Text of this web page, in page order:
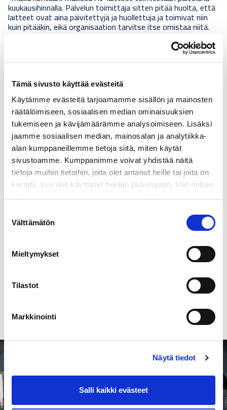
Tämä sivusto käyttää evästeitä
Käytämme evästeitä tarjoamamme sisällön ja mainosten
räätälöimiseen, sosiaalisen median ominaisuuksien
tukemiseen ja kävijämäärämme analysoimiseen. Lisäksi
jaamme sosiaalisen median, mainosalan ja analytiikka-
alan kumppaneillemme tietoja siitä, miten käytät
sivustoamme. Kumppanimme voivat yhdistää näitä
tietoja muihin tietoihin, joita olet antanut heille tai joita on
kerätty, kun olet käyttänyt heidän palvelujaan. Voit milloin
valinta
Välttämätön
Mieltymykset
Tilastot
Markkinointi
Näytä tiedot
Salli kaikki evästeet
kuukausihinnalla. Palvelun toimittaja sitten pitää huolta, että
laitteet ovat aina päivitettyjä ja huollettuja ja toimivat niin
kuin pitääkin, eikä organisaation tarvitse itse omistaa niitä.
Pandemian aiheuttama ikävä, muttei välttämättä laajasti
tunnettu lieveilmiö, on puolestaan globaali elektroniikan
toimituksessa saattaa nykyään kulua kuukausia.
komponenttipulaan ovat kysynnän voimakas kasvu ja
kuljetusten sakkaaminen. On odotettavissa, että tilanne
tasaantuu vasta vuoden tai parin päästä. Nyt kannattaakin
olla todella hyvissä ajoin liikkeellä, jos haluaa saada AV-
projektin maaliin tai tilan käyttöön ajallaan.
Konsultoin mielelläni, mikäli sinunkin organisaatiossasi on
herännyt uusia tarpeita AV-teknologian suhteen.
Yhteystietoni löydät alta:
Aiheeseen liittyvät muut sisällöt